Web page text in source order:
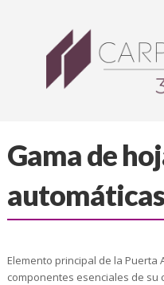
Gama de
automáticas
Elemento principal de la Puerta
componentes esenciales de su